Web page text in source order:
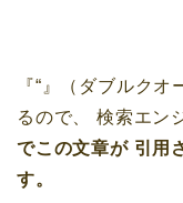
『“』（ダブルク
るので、
検索エン
でこの文章が 引用
す。